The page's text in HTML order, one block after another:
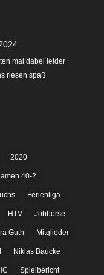
mal dabei leider
riesen spaß
2020
40-2
Ferienliga
HTV Jobbörse
Guth Mitglieder
Niklas Baucke
Spielbericht